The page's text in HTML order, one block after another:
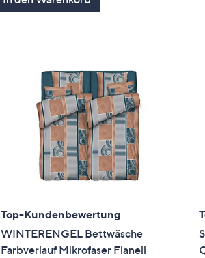
Top-Kundenbewertung
WINTERENGEL Bettwäsche
Farbverlauf Mikrofaser Flanell